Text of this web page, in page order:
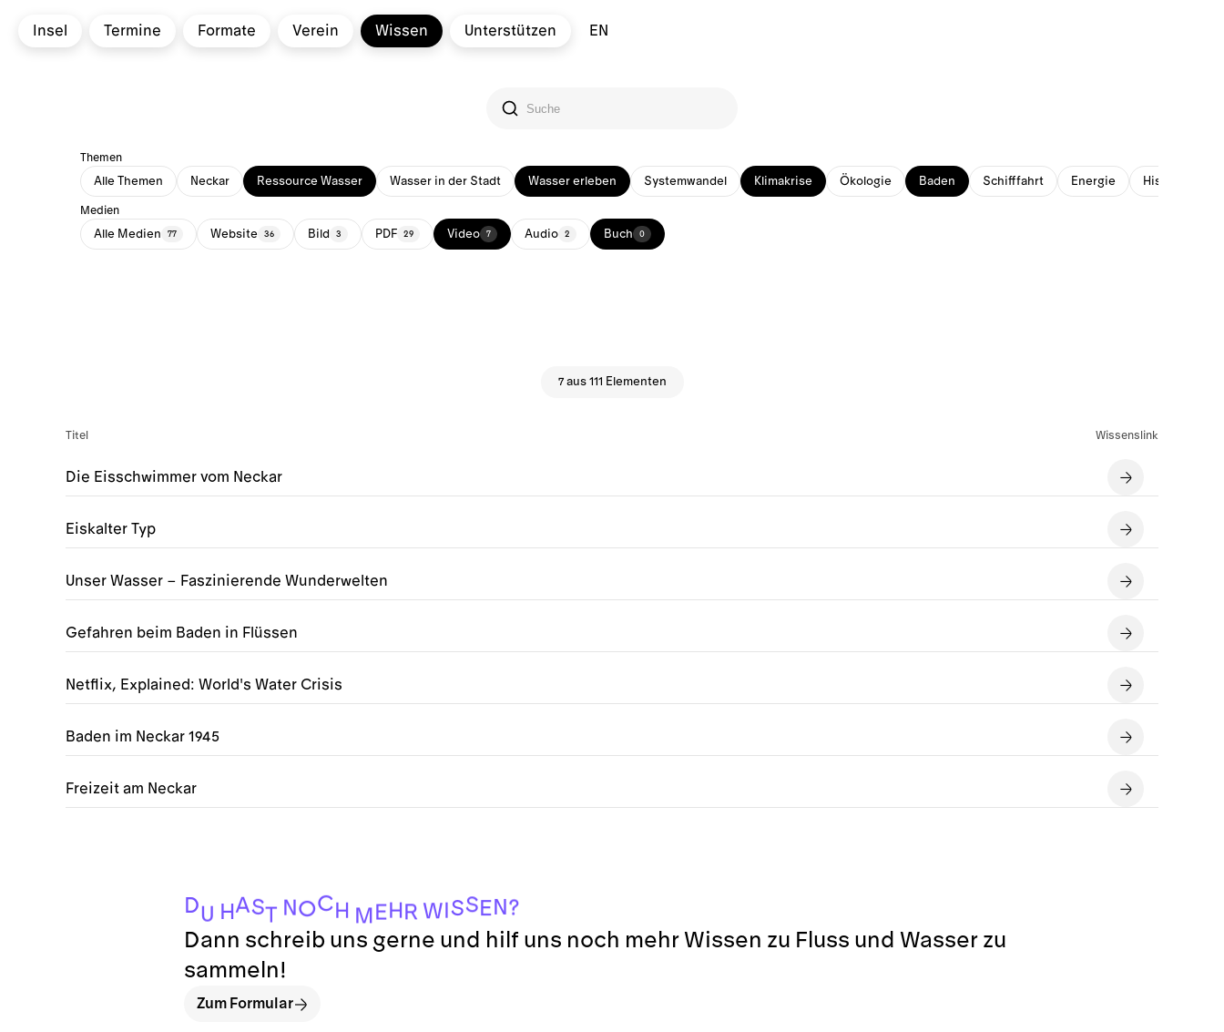
Insel Termine Formate Verein Wissen Unterstützen EN
Themen
Alle Themen Neckar Ressource Wasser Wasser in der Stadt Wasser erleben Systemwandel Klimakrise Ökologie Baden Schifffahrt Energie Historisches
Medien
Alle Medien 77 Website 36 Bild 3 PDF 29 Video 7 Audio 2 Buch 0
7 aus 111 Elementen
Titel Wissenslink
Die Eisschwimmer vom Neckar
Eiskalter Typ
Unser Wasser – Faszinierende Wunderwelten
Gefahren beim Baden in Flüssen
Netflix, Explained: World's Water Crisis
Baden im Neckar 1945
Freizeit am Neckar
DU H AST N OC H M E H R W SS E N ?
Dann schreib uns gerne und hilf uns noch mehr Wissen zu Fluss und Wasser zu
sammeln!
Zum Formular